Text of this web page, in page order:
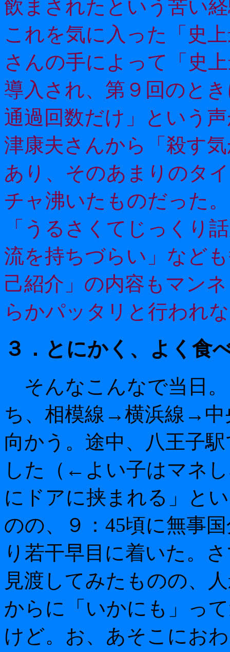
飲まされたという苦い
これを気に入った「史
さんの手によって「史
導入され、第９回のと
通過回数だけ」という
津康夫さんから「殺す
あり、そのあまりのタ
チャ沸いたものだった
「うるさくてじっくり
流を持ちづらい」など
己紹介」の内容もマン
らかパッタリと行われ
３．とにかく、よく食
そんなこんなで当日
ち、相模線→横浜線→中
向かう。途中、八王子
した（←よい子はマネ
にドアに挟まれる」と
のの、９：45頃に無事
り若干早目に着いた。
見渡してみたものの、
からに「いかにも」っ
けど。お、あそこにお